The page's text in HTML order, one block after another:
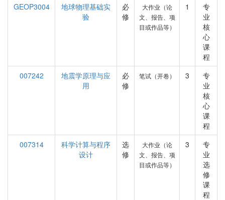
GEOP3004
地球物理基础实
验
必
修
大作业（论
文、报告、项
目或作品等）
1
专
业
核
心
课
程
007242
地震学原理与应
用
必
修
笔试（开卷） 3
专
业
核
心
课
程
007314
科学计算与程序
设计
选
修
大作业（论
文、报告、项
目或作品等）
3
专
业
选
修
课
程